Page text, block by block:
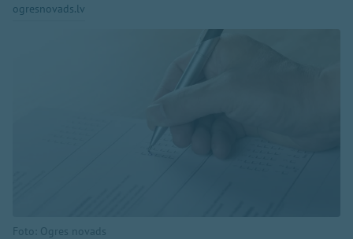
ogresnovads.lv
Foto: Ogres novads